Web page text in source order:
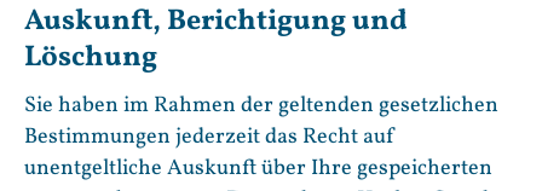
Auskunft, Berichtigung und
Löschung
Sie haben im Rahmen der geltenden gesetzlichen
Bestimmungen jederzeit das Recht auf
unentgeltliche Auskunft über Ihre gespeicherten